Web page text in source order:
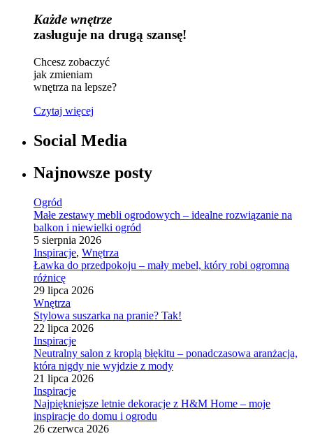
Każde wnętrze
zasługuje na drugą szansę!
Chcesz zobaczyć
jak zmieniam
wnętrza na lepsze?
Czytaj więcej
Social Media
Najnowsze posty
Ogród
Małe zestawy mebli ogrodowych – idealne rozwiązanie na
balkon i niewielki ogród
5 sierpnia 2026
Inspiracje, Wnętrza
Ławka do przedpokoju – mały mebel, który robi ogromną
różnicę
29 lipca 2026
Wnętrza
Stylowa suszarka na pranie? Tak!
22 lipca 2026
Inspiracje
Neutralny salon z kroplą błękitu – ponadczasowa aranżacja,
która nigdy nie wyjdzie z mody
21 lipca 2026
Inspiracje
Najpiękniejsze letnie dekoracje z H&M Home – moje
inspiracje do domu i ogrodu
26 czerwca 2026